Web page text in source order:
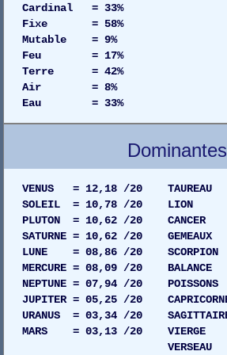
Cardinal = 33%
Fixe = 58%
Mutable = 9%
Feu = 17%
Terre = 42%
Air = 8%
Eau = 33%
Dominantes
VENUS = 12,18 /20
SOLEIL = 10,78 /20 LION
PLUTON = 10,62 /20
SATURNE = 10,62 /20
LUNE = 08,86 /20
MERCURE = 08,09 /20
NEPTUNE = 07,94 /20
JUPITER = 05,25 /20
URANUS = 03,34 /20
MARS = 03,13 /20 VIERGE
VERSEAU = 02,00 /